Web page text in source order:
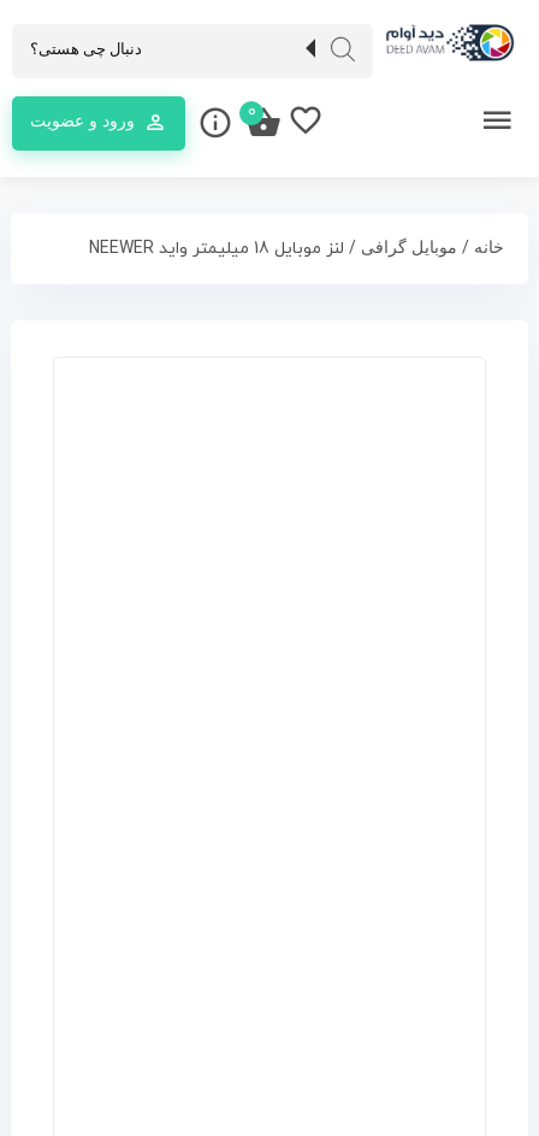
ورود و عضویت 0
خانه / موبایل گرافی / لنز موبایل 18 میلیمتر واید NEEWER